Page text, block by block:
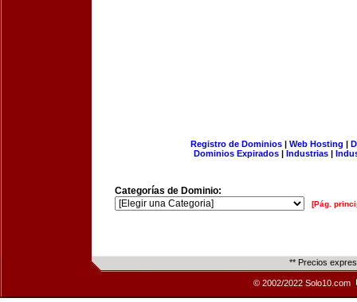
Registro de Dominios| Web Hosting |
Dominios Expirados | Industrias |
Categorías de Dominio:
[Pág.
** Precios
© 2002/2022 Solo10.com